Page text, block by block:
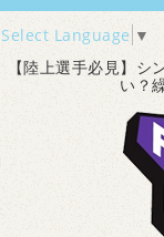
Select Language ▼
【陸上選手必見】
い？